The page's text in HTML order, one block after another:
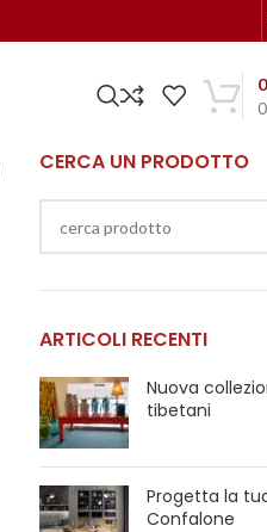
0
CERCA UN PRODOTTO
ARTICOLI RECENTI
Nuova
tibetani
Progetta la
Confalone